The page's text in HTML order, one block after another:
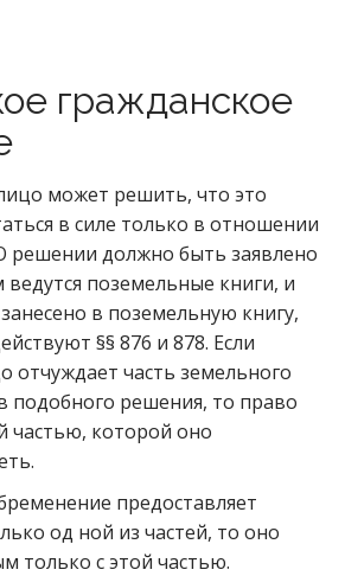
гражданское
может решить, что это
в силе только в отношении
решении должно быть заявлено
поземельные книги, и
в поземельную книгу,
§§ 876 и 878. Если
отчуждает часть земельного
подобного решения, то право
частью, которой оно
предоставляет
од ной из частей, то оно
только с этой частью.